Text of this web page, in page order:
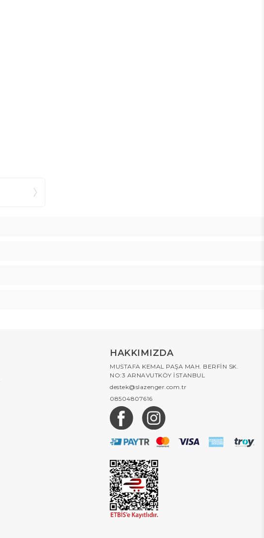
HAKKIMIZDA
MUSTAFA KEMAL PAŞA MAH. BERFİN SK.
NO:3 ARNAVUTKÖY İSTANBUL
destek@slazenger.com.tr
08504807616